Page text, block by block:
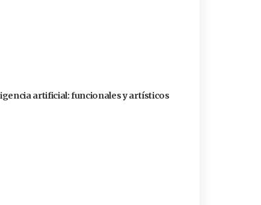
artificial: funcionales y artísticos